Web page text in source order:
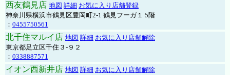
西友鶴見店 地図 詳細 お気に入り店舗登録
神奈川県横浜市鶴見区豊岡町2-1 鶴見フーガ１ 5階
： 0455750561
北千住マルイ店 地図 詳細 お気に入り店舗解除
東京都足立区千住３-９２
： 0338887571
イオン西新井店 地図 詳細 お気に入り店舗解除